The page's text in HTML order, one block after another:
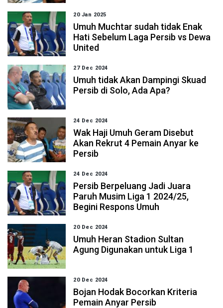
20 Jan 2025
Umuh Muchtar sudah tidak Enak
Hati Sebelum Laga Persib vs Dewa
United
27 Dec 2024
Umuh tidak Akan Dampingi Skuad
Persib di Solo, Ada Apa?
24 Dec 2024
Wak Haji Umuh Geram Disebut
Akan Rekrut 4 Pemain Anyar ke
Persib
24 Dec 2024
Persib Berpeluang Jadi Juara
Paruh Musim Liga 1 2024/25,
Begini Respons Umuh
20 Dec 2024
Umuh Heran Stadion Sultan
Agung Digunakan untuk Liga 1
20 Dec 2024
Bojan Hodak Bocorkan Kriteria
Pemain Anyar Persib